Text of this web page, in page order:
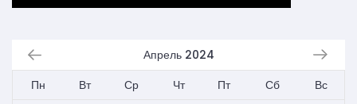
Апрель 2024
Пн
Вт Ср Чт Пт Сб
Вс